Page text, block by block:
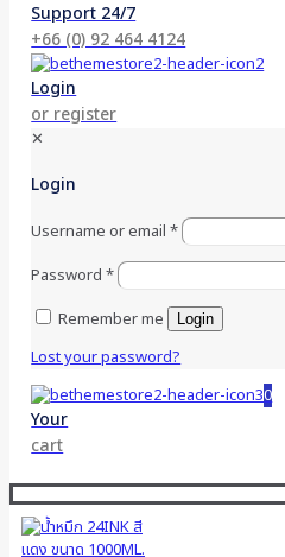
Support 24/7
+66 (0) 92 464 4124
Login
or register
✕
Login
Username or email*
Password*
Remember me
Login
Lost your password?
0
Your
cart